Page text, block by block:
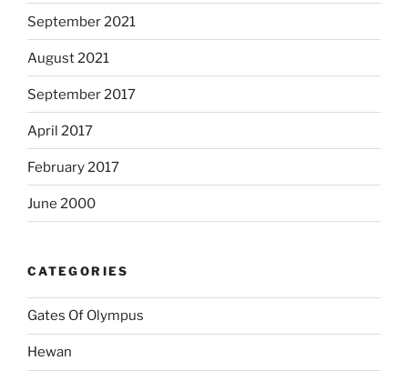
September 2021
August 2021
September 2017
April 2017
February 2017
June 2000
CATEGORIES
Gates Of Olympus
Hewan